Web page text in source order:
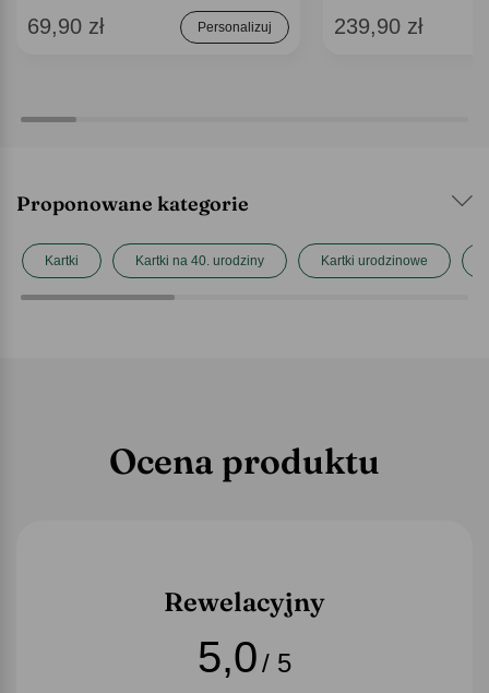
69,90 zł Personalizuj 239,90 zł
Proponowane kategorie
Kartki Kartki na 40. urodziny Kartki urodzinowe
Ocena produktu
Rewelacyjny
5,0/ 5